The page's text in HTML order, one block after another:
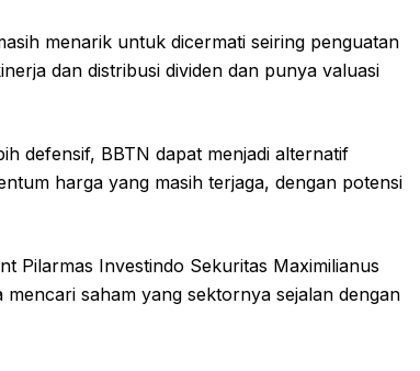
menarik untuk dicermati seiring penguatan
dan distribusi dividen dan punya valuasi
defensif, BBTN dapat menjadi alternatif
harga yang masih terjaga, dengan potensi
Pilarmas Investindo Sekuritas Maximilianus
saham yang sektornya sejalan dengan